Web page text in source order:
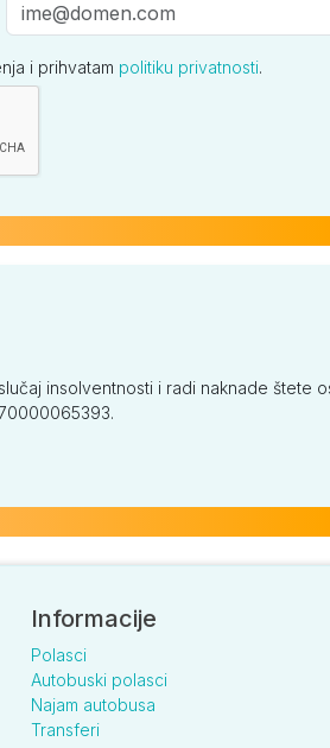
i prihvatam politiku privatnosti.
insolventnosti i radi naknade štete
Informacije
Polasci
Autobuski polasci
Najam autobusa
Transferi